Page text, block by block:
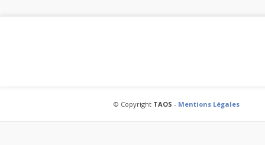
© Copyright TAOS - Mentions Légales